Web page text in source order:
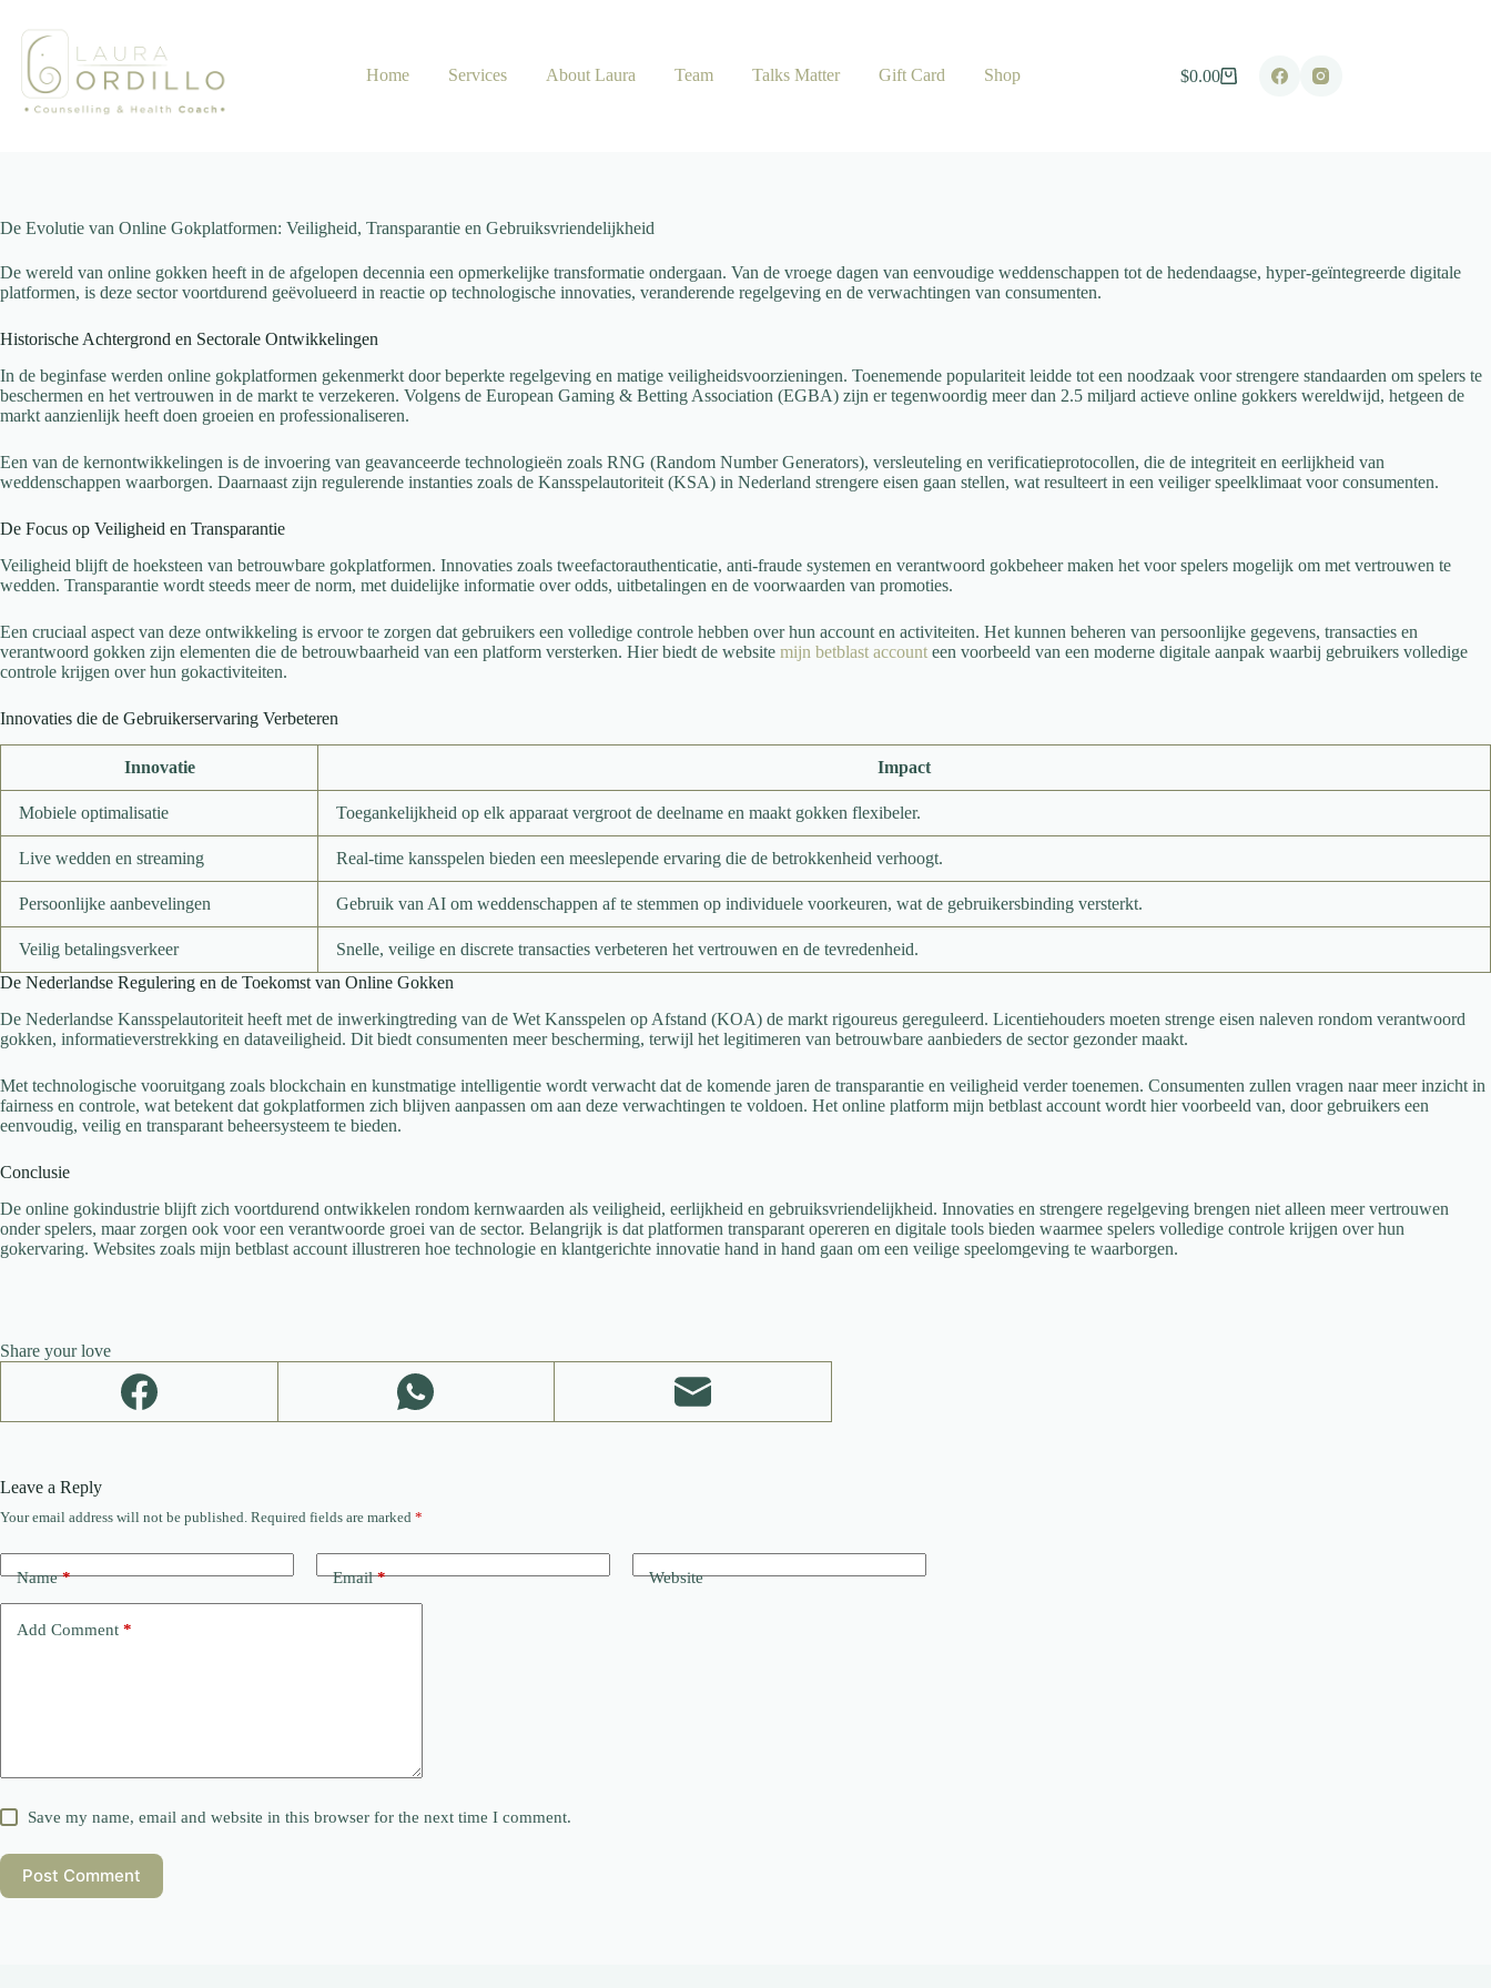
content
Home
Services About Laura Team Talks Matter Gift Card Shop
Shopping
$0.00
De Evolutie van Online Gokplatformen: Veiligheid, Transparantie en Gebruiksvriendelijkheid
De wereld van online gokken heeft in de afgelopen decennia een opmerkelijke transformatie ondergaan. Van de vroege dagen van eenvoudige weddenschappen tot de hedendaagse, hyper-geïntegreerde digitale
platformen, is deze sector voortdurend geëvolueerd in reactie op technologische innovaties, veranderende regelgeving en de verwachtingen van consumenten.
Historische Achtergrond en Sectorale Ontwikkelingen
In de beginfase werden online gokplatformen gekenmerkt door beperkte regelgeving en matige veiligheidsvoorzieningen. Toenemende populariteit leidde tot een noodzaak voor strengere standaarden om spelers te
beschermen en het vertrouwen in de markt te verzekeren. Volgens de European Gaming & Betting Association (EGBA) zijn er tegenwoordig meer dan 2.5 miljard actieve online gokkers wereldwijd, hetgeen de
markt aanzienlijk heeft doen groeien en professionaliseren.
Een van de kernontwikkelingen is de invoering van geavanceerde technologieën zoals RNG (Random Number Generators), versleuteling en verificatieprotocollen, die de integriteit en eerlijkheid van
weddenschappen waarborgen. Daarnaast zijn regulerende instanties zoals de Kansspelautoriteit (KSA) in Nederland strengere eisen gaan stellen, wat resulteert in een veiliger speelklimaat voor consumenten.
De Focus op Veiligheid en Transparantie
Veiligheid blijft de hoeksteen van betrouwbare gokplatformen. Innovaties zoals tweefactorauthenticatie, anti-fraude systemen en verantwoord gokbeheer maken het voor spelers mogelijk om met vertrouwen te
wedden. Transparantie wordt steeds meer de norm, met duidelijke informatie over odds, uitbetalingen en de voorwaarden van promoties.
Een cruciaal aspect van deze ontwikkeling is ervoor te zorgen dat gebruikers een volledige controle hebben over hun account en activiteiten. Het kunnen beheren van persoonlijke gegevens, transacties en
verantwoord gokken zijn elementen die de betrouwbaarheid van een platform versterken. Hier biedt de website mijn betblast account een voorbeeld van een moderne digitale aanpak waarbij gebruikers volledige
controle krijgen over hun gokactiviteiten.
Innovaties die de Gebruikerservaring Verbeteren
Innovatie Impact
Mobiele optimalisatie Toegankelijkheid op elk apparaat vergroot de deelname en maakt gokken flexibeler.
Live wedden en streaming Real-time kansspelen bieden een meeslepende ervaring die de betrokkenheid verhoogt.
Persoonlijke aanbevelingen Gebruik van AI om weddenschappen af te stemmen op individuele voorkeuren, wat de gebruikersbinding versterkt.
Veilig betalingsverkeer
Snelle, veilige en discrete transacties verbeteren het vertrouwen en de tevredenheid.
De Nederlandse Regulering en de Toekomst van Online Gokken
De Nederlandse Kansspelautoriteit heeft met de inwerkingtreding van de Wet Kansspelen op Afstand (KOA) de markt rigoureus gereguleerd. Licentiehouders moeten strenge eisen naleven rondom verantwoord
gokken, informatieverstrekking en dataveiligheid. Dit biedt consumenten meer bescherming, terwijl het legitimeren van betrouwbare aanbieders de sector gezonder maakt.
Met technologische vooruitgang zoals blockchain en kunstmatige intelligentie wordt verwacht dat de komende jaren de transparantie en veiligheid verder toenemen. Consumenten zullen vragen naar meer inzicht in
fairness en controle, wat betekent dat gokplatformen zich blijven aanpassen om aan deze verwachtingen te voldoen. Het online platform mijn betblast account wordt hier voorbeeld van, door gebruikers een
eenvoudig, veilig en transparant beheersysteem te bieden.
Conclusie
De online gokindustrie blijft zich voortdurend ontwikkelen rondom kernwaarden als veiligheid, eerlijkheid en gebruiksvriendelijkheid. Innovaties en strengere regelgeving brengen niet alleen meer vertrouwen
onder spelers, maar zorgen ook voor een verantwoorde groei van de sector. Belangrijk is dat platformen transparant opereren en digitale tools bieden waarmee spelers volledige controle krijgen over hun
gokervaring. Websites zoals mijn betblast account illustreren hoe technologie en klantgerichte innovatie hand in hand gaan om een veilige speelomgeving te waarborgen.
Share your love
Leave a Reply
Your email address will not be published. Required fields are marked *
Name* Email* Website
Add Comment *
Save my name, email and website in this browser for the next time I comment.
Post Comment